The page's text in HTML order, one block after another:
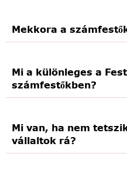
Mekkora a
Mi a különleges a
számfestőkben?
Mi van, ha nem
vállaltok rá?